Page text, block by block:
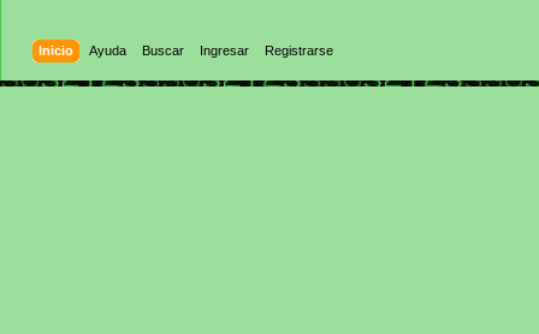
Inicio Ayuda Buscar Ingresar Registrarse